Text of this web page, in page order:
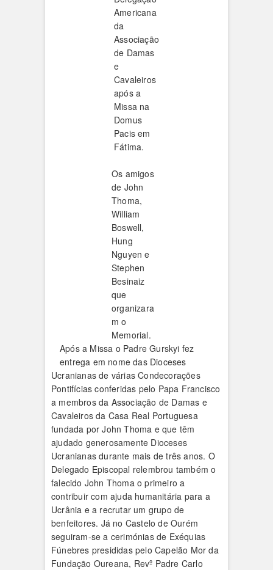
Americana
da
Associação
de Damas
e
Cavaleiros
após a
Missa na
Domus
Pacis em
Fátima.
Os amigos
de John
Thoma,
William
Boswell,
Hung
Nguyen e
Stephen
Besinaiz
que
organizara
m o
Memorial.
Após a Missa o Padre Gurskyi fez
entrega em nome das Dioceses
Ucranianas de várias Condecorações
Pontifícias conferidas pelo Papa Francisco
a membros da Associação de Damas e
Cavaleiros da Casa Real Portuguesa
fundada por John Thoma e que têm
ajudado generosamente Dioceses
Ucranianas durante mais de três anos. O
Delegado Episcopal relembrou também o
falecido John Thoma o primeiro a
contribuir com ajuda humanitária para a
Ucrânia e a recrutar um grupo de
benfeitores. Já no Castelo de Ourém
seguiram-se a cerimónias de Exéquias
Fúnebres presididas pelo Capelão Mor da
Fundação Oureana, Revº Padre Carlo